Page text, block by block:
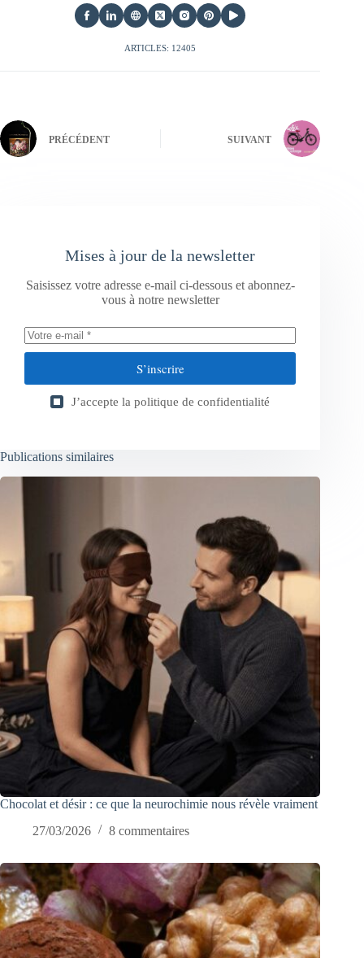
ARTICLES: 12405
PRÉCÉDENT SUIVANT
Mises à jour de la newsletter
Saisissez votre adresse e-mail ci-dessous et abonnez-
vous à notre newsletter
S’inscrire
J’accepte la politique de confidentialité
Publications similaires
Chocolat et désir : ce que la neurochimie nous révèle vraiment
27/03/2026
8 commentaires